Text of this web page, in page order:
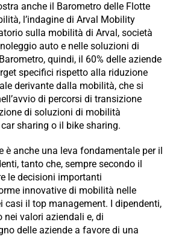
anche il Barometro delle Flotte
l’indagine di Arval Mobility
sulla mobilità di Arval, società
auto e nelle soluzioni di
quindi, il 60% delle aziende
specifici rispetto alla riduzione
derivante dalla mobilità, che si
di percorsi di transizione
di soluzioni di mobilità
sharing o il bike sharing.
è anche una leva fondamentale per il
tanto che, sempre secondo il
le decisioni importanti
innovative di mobilità nelle
casi il top management. I dipendenti,
nei valori aziendali e, di
delle aziende a favore di una